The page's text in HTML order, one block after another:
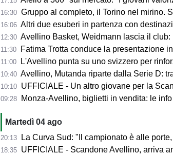
16:30 Gruppo al completo, il Torino nel mirino.
16:06 Altri due esuberi in partenza con
12:30 Avellino Basket, Weidmann lascia il club:
11:30 Fatima Trotta conduce la presentazione in Piazza:
11:00 L'Avellino punta su uno svizzero per
10:40 Avellino, Mutanda riparte dalla Serie D:
10:10 UFFICIALE - Un altro giovane per la
09:28 Monza-Avellino, biglietti in vendita: le
Martedì 04 ago
20:13 La Curva Sud: "Il campionato è alle porte, diamo
18:35 UFFICIALE - Scandone Avellino, arriva